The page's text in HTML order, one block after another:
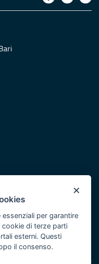
Puglia 2014/2020 -
×
per garantire
di terze parti
esterni. Questi
il consenso.